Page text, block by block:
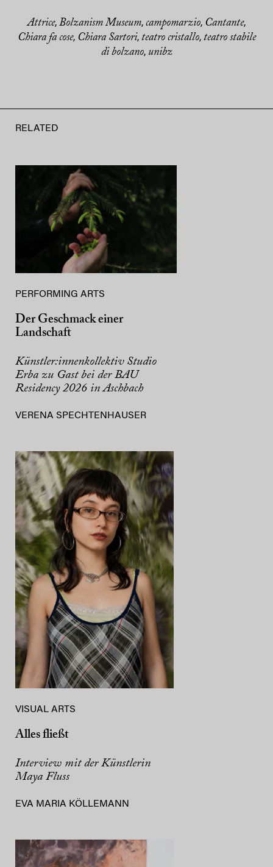
Attrice, Bolzanism Museum, campomarzio, Cantante,
Chiara fa cose, Chiara Sartori, teatro cristallo, teatro stabile
di bolzano, unibz
RELATED
PERFORMING ARTS
Der Geschmack einer
Landschaft
Künstler:innenkollektiv Studio
Erba zu Gast bei der BAU
Residency 2026 in Aschbach
VERENA SPECHTENHAUSER
VISUAL ARTS
Alles fließt
Interview mit der Künstlerin
Maya Fluss
EVA MARIA KÖLLEMANN